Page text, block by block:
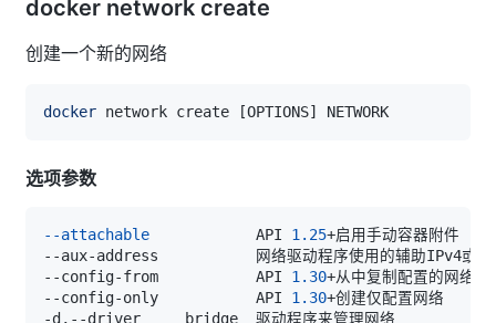
docker network create
创建一个新的网络
docker network create [OPTIONS]
选项参数
--attachable
		API
1.25
--config-from		API 1.30
--config-only		API 1.30